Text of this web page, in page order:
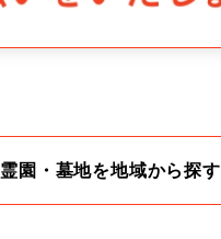
霊園・墓地を地域から探す